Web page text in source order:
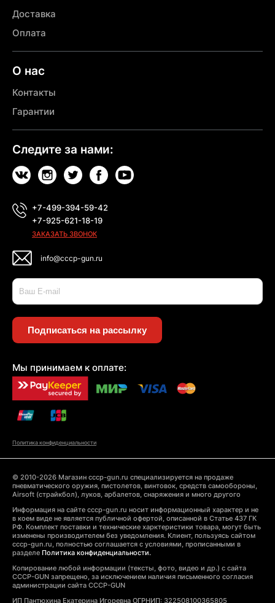
Доставка
Оплата
О нас
Контакты
Гарантии
Следите за нами:
+7-499-394-59-42
+7-925-621-18-19
ЗАКАЗАТЬ ЗВОНОК
info@cccp-gun.ru
Подписаться на рассылку
Мы принимаем к оплате:
Политика конфиденциальности
© 2010-2026 Магазин cccp-gun.ru специализируется на продаже
пневматического оружия, пистолетов, винтовок, средств самообороны,
Airsoft (страйкбол), луков, арбалетов, снаряжения и много другого
Информация на сайте cccp-gun.ru носит информационный характер и не
в коем виде не является публичной офертой, описанной в Статье 437 ГК
РФ. Комплект поставки и технические харктеристики товара, могут быть
изменены производителем без уведомления. Клиент, пользуясь сайтом
cccp-gun.ru, полностью соглашается с условиями, прописанными в
разделе Политика конфиденциальности.
Копирование любой информации (тексты, фото, видео и др.) с сайта
CCCP-GUN запрещено, за исключением наличия письменного согласия
администрации сайта CCCP-GUN
ИП Пантюхина Екатерина Игоревна ОГРНИП: 322508100365805